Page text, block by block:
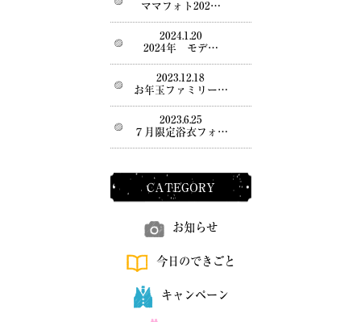
ママフォト202…
2024.1.20
2024年 モデ…
2023.12.18
お年玉ファミリー…
2023.6.25
７月限定浴衣フォ…
CATEGORY
お知らせ
今日のできごと
キャンペーン